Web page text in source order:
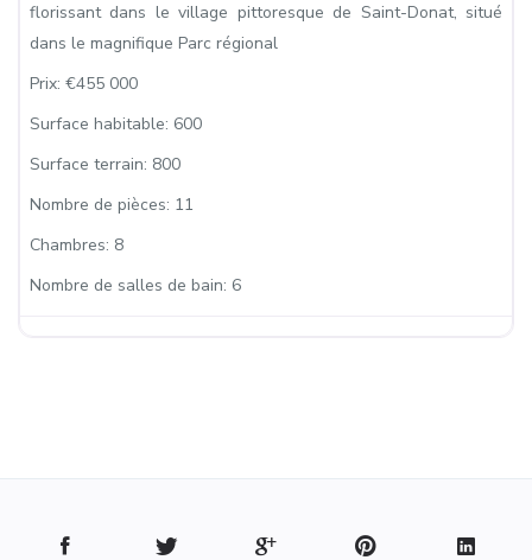
florissant dans le village pittoresque de Saint-Donat, situé
dans le magnifique Parc régional
Prix: €455 000
Surface habitable: 600
Surface terrain: 800
Nombre de pièces: 11
Chambres: 8
Nombre de salles de bain: 6